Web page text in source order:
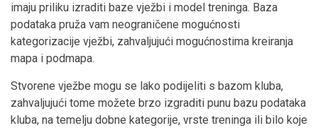
imaju priliku izraditi baze vježbi i model treninga. Baza
podataka pruža vam neograničene mogućnosti
kategorizacije vježbi, zahvaljujući mogućnostima kreiranja
mapa i podmapa.
Stvorene vježbe mogu se lako podijeliti s bazom kluba,
zahvaljujući tome možete brzo izgraditi punu bazu podataka
kluba, na temelju dobne kategorije, vrste treninga ili bilo koje